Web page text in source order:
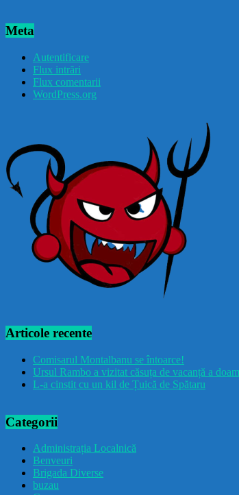
Meta
Autentificare
Flux intrări
Flux comentarii
WordPress.org
Articole recente
Comisarul Montalbanu se întoarce!
Ursul Rambo a vizitat căsuța de vacanță a
L-a cinstit cu un kil de Țuică de Spătaru
Categorii
Administrația Localnică
Benveuri
Brigada Diverse
buzau